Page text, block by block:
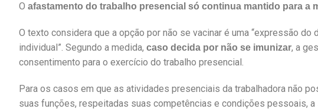
O afastamento do trabalho presencial só continua mantido para a
O texto considera que a opção por não se vacinar é uma “expressão
individual”. Segundo a medida, caso decida por não se imunizar, a
consentimento para o exercício do trabalho presencial.
Para os casos em que as atividades presenciais da trabalhadora não
suas funções, respeitadas suas competências e condições pessoais,